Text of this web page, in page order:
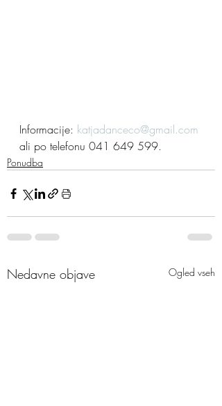
Informacije: katjadanceco@gmail.com
ali po telefonu 041 649 599.
Ponudba
Nedavne objave Ogled vseh